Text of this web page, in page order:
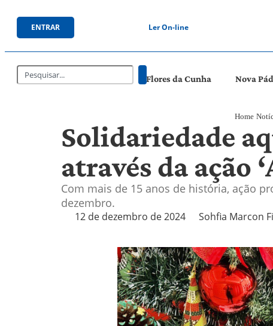
ENTRAR Ler On-line
Flores da Cunha Nova
Home
Solidariedade
através da ação
Com mais de 15 anos de história, ação
dezembro.
12 de dezembro de 2024 Sohfia Marcon